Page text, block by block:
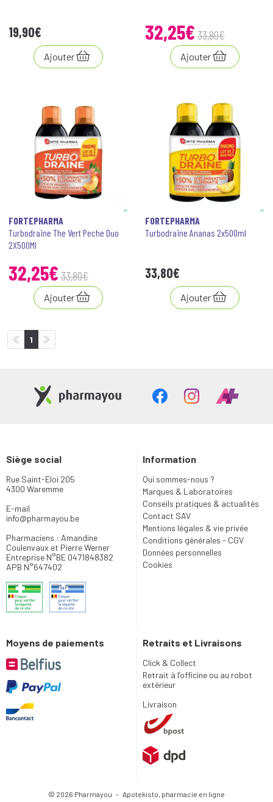
19,90€
Ajouter
32,25€ 33,80€
Ajouter
FORTEPHARMA
Turbodraine The Vert Peche Duo
2X500Ml
32,25€ 33,80€
Ajouter
FORTEPHARMA
Turbodraine Ananas 2x500ml
33,80€
Ajouter
1
Siège social
Rue Saint-Eloi 205
4300 Waremme
E-mail
info@pharmayou.be
Pharmaciens : Amandine
Coulenvaux et Pierre Werner
Entreprise N°BE 0471848382
APB N°647402
Information
Qui sommes-nous ?
Marques & Laboratoires
Conseils pratiques & actualités
Contact SAV
Mentions légales & vie privée
Conditions générales - CGV
Données personnelles
Cookies
Moyens de paiements Retraits et Livraisons
Click & Collect
Retrait à l’officine ou au robot
extérieur
Livraison
© 2026 Pharmayou - Apotekisto, pharmacie en ligne